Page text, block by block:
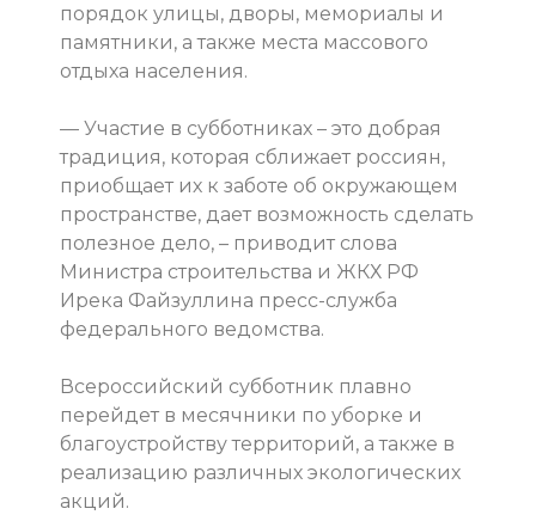
порядок улицы, дворы, мемориалы и
памятники, а также места массового
отдыха населения.
— Участие в субботниках – это добрая
традиция, которая сближает россиян,
приобщает их к заботе об окружающем
пространстве, дает возможность сделать
полезное дело, – приводит слова
Министра строительства и ЖКХ РФ
Ирека Файзуллина пресс-служба
федерального ведомства.
Всероссийский субботник плавно
перейдет в месячники по уборке и
благоустройству территорий, а также в
реализацию различных экологических
акций.